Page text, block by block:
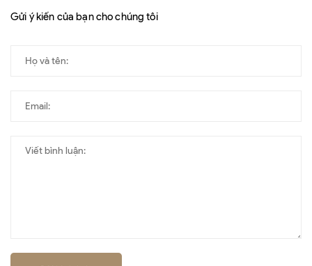
Gửi ý kiến của bạn cho chúng tôi